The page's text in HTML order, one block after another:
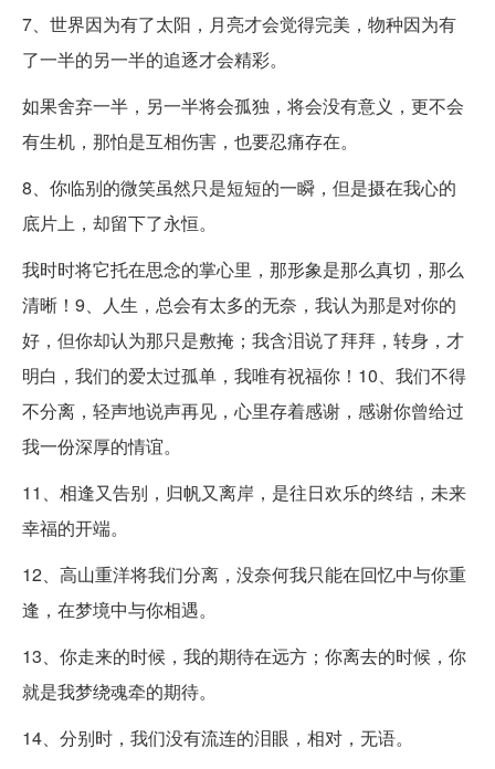
7、世界因为有了太阳，月亮才会觉得完美，物种因为有
了一半的另一半的追逐才会精彩。
如果舍弃一半，另一半将会孤独，将会没有意义，更不会
有生机，那怕是互相伤害，也要忍痛存在。
8、你临别的微笑虽然只是短短的一瞬，但是摄在我心的
底片上，却留下了永恒。
我时时将它托在思念的掌心里，那形象是那么真切，那么
清晰！9、人生，总会有太多的无奈，我认为那是对你的
好，但你却认为那只是敷掩；我含泪说了拜拜，转身，才
明白，我们的爱太过孤单，我唯有祝福你！10、我们不得
不分离，轻声地说声再见，心里存着感谢，感谢你曾给过
我一份深厚的情谊。
11、相逢又告别，归帆又离岸，是往日欢乐的终结，未来
幸福的开端。
12、高山重洋将我们分离，没奈何我只能在回忆中与你重
逢，在梦境中与你相遇。
13、你走来的时候，我的期待在远方；你离去的时候，你
就是我梦绕魂牵的期待。
14、分别时，我们没有流连的泪眼，相对，无语。